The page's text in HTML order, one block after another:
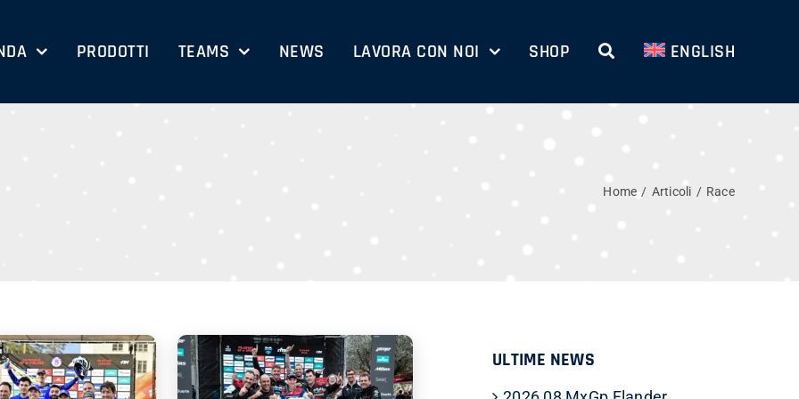
PRODOTTI TEAMS NEWS LAVORA CON NOI SHOP ENGLISH
Home Articoli Race
ULTIME NEWS